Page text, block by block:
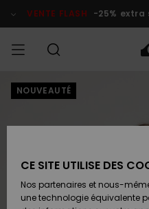
l'information
le
VENTE FLASH -25%
HOMME
&
&
FEMME
A
SURF
Enfant
Snow
Shop
Enfant
Enfant
Retours
NOUVEAUTÉ
CE SITE UTILISE DES
Nos partenaires et nous-
une technologie équivalente